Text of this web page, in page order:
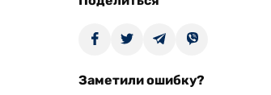
Заметили ошибку?